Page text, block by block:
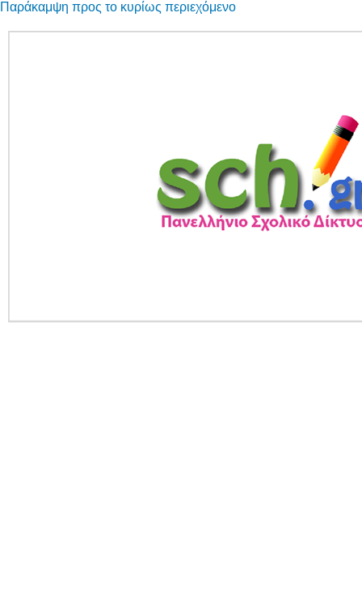
Παράκαμψη προς το κυρίως περιεχόμενο